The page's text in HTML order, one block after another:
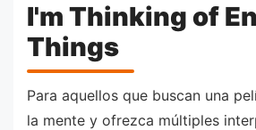
I'm Thinking of
Things
Para aquellos que buscan una
la mente y ofrezca múltiples